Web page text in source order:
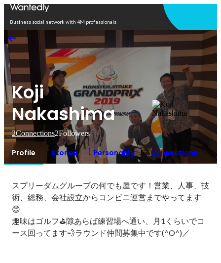
Business social network with 4M professionals
Koji
Nakashima
2Connections2Followers
Profile Stories Personality Connections
スプリーダムグループの何でも屋です！営業、人事、技
術、総務、会社設立からコンビニ運営までやってます
😊
趣味はゴルフ⛳隙あらば練習場へ通い、月1くらいでコ
ース回ってます💨ラウンド仲間募集中です(^O^)／